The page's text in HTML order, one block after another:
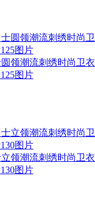
领潮流刺绣时尚卫衣
图片
领潮流刺绣时尚卫衣
图片